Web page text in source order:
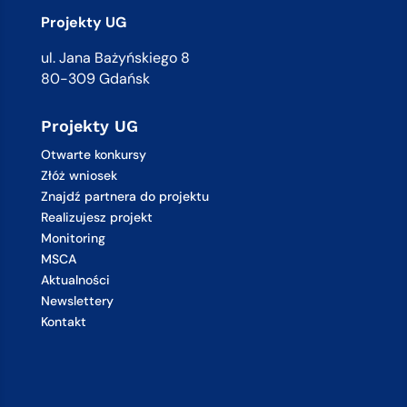
Projekty UG
ul. Jana Bażyńskiego 8
80-309 Gdańsk
Projekty UG
Otwarte konkursy
Złóż wniosek
Znajdź partnera do projektu
Realizujesz projekt
Monitoring
MSCA
Aktualności
Newslettery
Kontakt